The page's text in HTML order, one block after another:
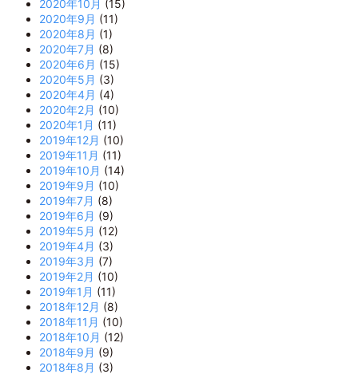
2020年10月 (15)
2020年9月 (11)
2020年8月 (1)
2020年7月 (8)
2020年6月 (15)
2020年5月 (3)
2020年4月 (4)
2020年2月 (10)
2020年1月 (11)
2019年12月 (10)
2019年11月 (11)
2019年10月 (14)
2019年9月 (10)
2019年7月 (8)
2019年6月 (9)
2019年5月 (12)
2019年4月 (3)
2019年3月 (7)
2019年2月 (10)
2019年1月 (11)
2018年12月 (8)
2018年11月 (10)
2018年10月 (12)
2018年9月 (9)
2018年8月 (3)